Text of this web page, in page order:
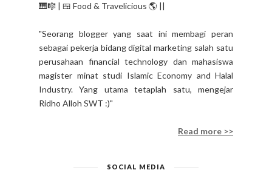
🎹🎼 | 🍱 Food & Travelicious 🌎 ||
"Seorang blogger yang saat ini membagi peran
sebagai pekerja bidang digital marketing salah satu
perusahaan financial technology dan mahasiswa
magister minat studi Islamic Economy and Halal
Industry. Yang utama tetaplah satu, mengejar
Ridho Alloh SWT :)"
Read more >>
SOCIAL MEDIA